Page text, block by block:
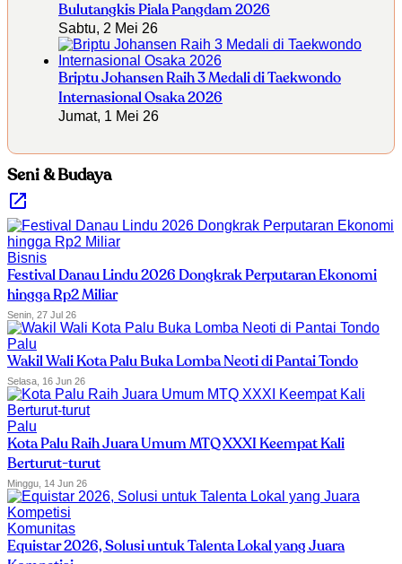
Bulutangkis Piala Pangdam 2026
Sabtu, 2 Mei 26
Briptu Johansen Raih 3 Medali di Taekwondo
Internasional Osaka 2026
Jumat, 1 Mei 26
Seni & Budaya
Bisnis
Festival Danau Lindu 2026 Dongkrak Perputaran Ekonomi
hingga Rp2 Miliar
Senin, 27 Jul 26
Palu
Wakil Wali Kota Palu Buka Lomba Neoti di Pantai Tondo
Selasa, 16 Jun 26
Palu
Kota Palu Raih Juara Umum MTQ XXXI Keempat Kali
Berturut-turut
Minggu, 14 Jun 26
Komunitas
Equistar 2026, Solusi untuk Talenta Lokal yang Juara